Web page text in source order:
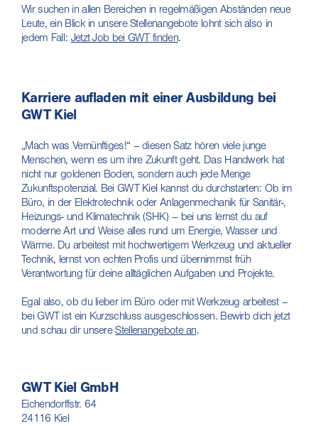
Wir suchen in allen Bereichen in regelmäßigen Abständen neue
Leute, ein Blick in unsere Stellenangebote lohnt sich also in
jedem Fall: Jetzt Job bei GWT finden.
Karriere aufladen mit einer Ausbildung bei
GWT Kiel
„Mach was Vernünftiges!“ – diesen Satz hören viele junge
Menschen, wenn es um ihre Zukunft geht. Das Handwerk hat
nicht nur goldenen Boden, sondern auch jede Menge
Zukunftspotenzial. Bei GWT Kiel kannst du durchstarten: Ob im
Büro, in der Elektrotechnik oder Anlagenmechanik für Sanitär-,
Heizungs- und Klimatechnik (SHK) – bei uns lernst du auf
moderne Art und Weise alles rund um Energie, Wasser und
Wärme. Du arbeitest mit hochwertigem Werkzeug und aktueller
Technik, lernst von echten Profis und übernimmst früh
Verantwortung für deine alltäglichen Aufgaben und Projekte.
Egal also, ob du lieber im Büro oder mit Werkzeug arbeitest –
bei GWT ist ein Kurzschluss ausgeschlossen. Bewirb dich jetzt
und schau dir unsereStellenangebote an.
GWT Kiel GmbH
Eichendorffstr. 64
24116 Kiel